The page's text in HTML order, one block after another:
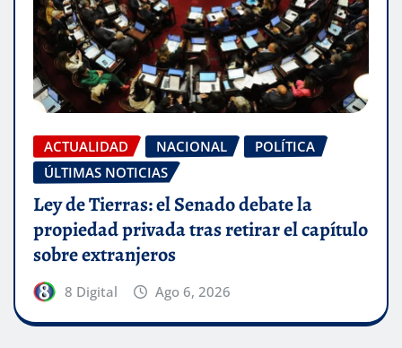
ACTUALIDAD NACIONAL
POLÍTICA
ÚLTIMAS NOTICIAS
Ley de Tierras: el Senado debate la
propiedad privada tras retirar el capítulo
sobre extranjeros
8 Digital Ago 6, 2026